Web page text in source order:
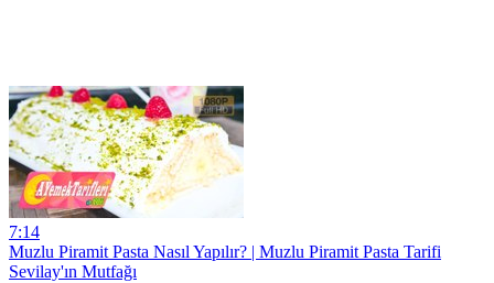
7:14
Muzlu Piramit Pasta Nasıl Yapılır? | Muzlu Piramit Pasta Tarifi
Sevilay'ın Mutfağı